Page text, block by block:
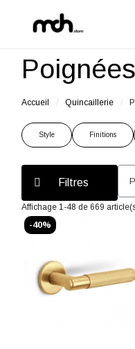
Accueil Quincaillerie
Style Finitions
Filtres
Affichage 1-48 de 669
-40%